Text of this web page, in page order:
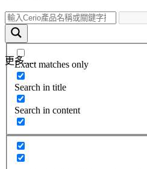
更多.....
Exact matches only
Search in title
Search in content